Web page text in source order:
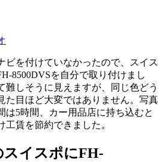
ビを付けていなかったので、スイス
8500DVSを自分で取り付けまし
難しそうに見えますが、同じ色どう
た目ほど大変ではありません。写真
は5時間、カー用品店に持ち込むと
工賃を節約できました。
イスポにFH-